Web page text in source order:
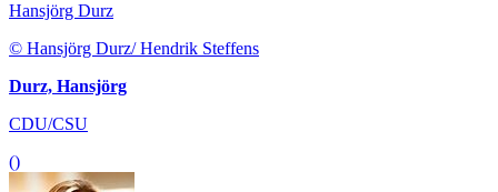
Hansjörg Durz
© Hansjörg Durz/ Hendrik Steffens
Durz, Hansjörg
CDU/CSU
()